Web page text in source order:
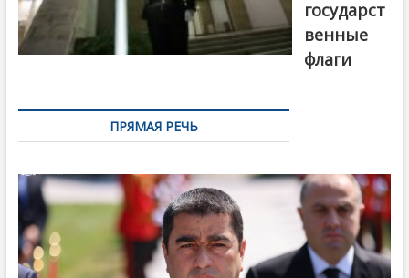
государст
венные
флаги
ПРЯМАЯ РЕЧЬ